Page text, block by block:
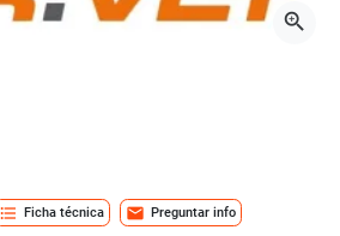
zoom_in
format_list_bulleted Ficha técnica mail Preguntar info